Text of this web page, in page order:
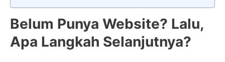
Belum Punya Website? Lalu,
Apa Langkah Selanjutnya?